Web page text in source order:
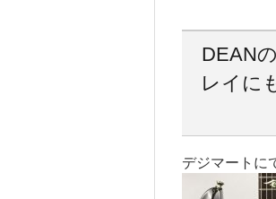
DEAN
レイに
デジマートに